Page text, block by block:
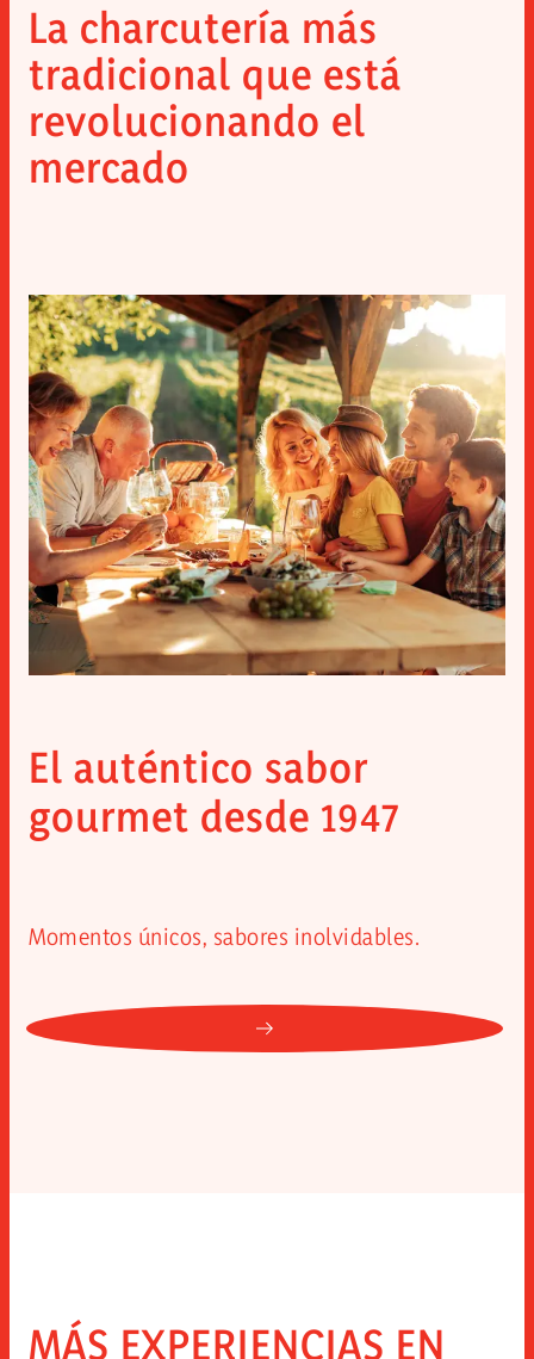
La charcutería más
tradicional que está
revolucionando el
mercado
El auténtico sabor
gourmet desde 1947
Momentos únicos, sabores inolvidables.
IR: EL AUTÉNTICO SABOR
MÁS EXPERIENCIAS EN